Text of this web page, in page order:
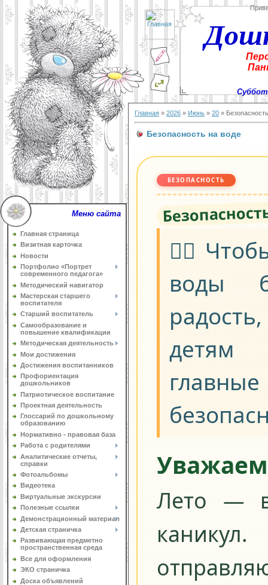
Меню сайта
Главная страница
Визитная карточка
Новости
Портфолио «Портрет
современного педагога»
Методический навигатор
Мастерская старшего
воспитателя
Старший воспитатель
Самообразование и
повышение квалификации
Методическая деятельность
Мои достижения
Достижения воспитанников
Профориентация
дошкольников
Патриотическое воспитание
Проектная деятельность
Глоссарий по дошкольному
образованию
Нормативно - правовая база
Работа с родителями
Аналитические отчеты,
справки
Фотоальбомы
Видеотека
Виртуальные экскурсии
Полезные ссылки
Демонстрационный материал
Детская страничка
Развивающая предметно
пространственная среда
Все для оформления
ЭКО страничка
Доска объявлений
Главная » 2026 » Июнь » 20 »
Безопасность на воде
БЕЗОПАСНОСТЬ
🏊‍♂️
воды
детям
Лето —